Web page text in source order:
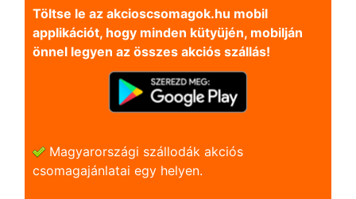
Töltse le az akcioscsomagok.hu mobil
applikációt, hogy minden kütyüjén, mobilján
önnel legyen az összes akciós szállás!
Magyarországi szállodák akciós
csomagajánlatai egy helyen.